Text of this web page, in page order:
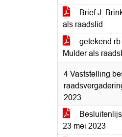
Brief J.
als raadslid
getekend rb
Mulder als
4 Vaststelling
2023
23 mei 2023